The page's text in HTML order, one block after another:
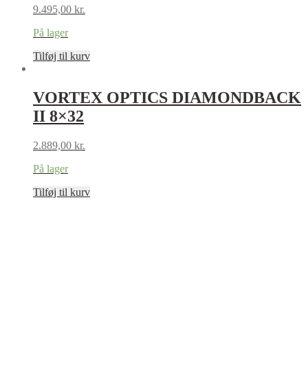
9.495,00 kr.
På lager
Tilføj til kurv
VORTEX OPTICS DIAMONDBACK
II 8×32
2.889,00 kr.
På lager
Tilføj til kurv